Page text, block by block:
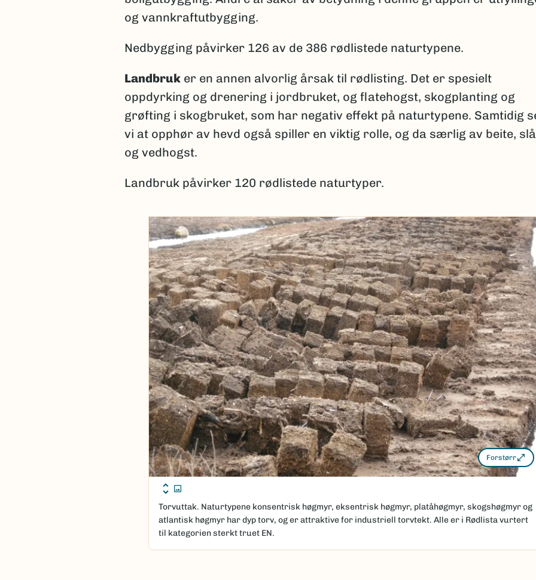
og vannkraftutbygging.
Nedbygging påvirker 126 av de 386 rødlistede naturtypene.
Landbruk er en annen alvorlig årsak til rødlisting. Det er spesielt
oppdyrking og drenering i jordbruket, og flatehogst, skogplanting og
grøfting i skogbruket, som har negativ effekt på naturtypene. Samtidig
vi at opphør av hevd også spiller en viktig rolle, og da særlig av beite,
og vedhogst.
Landbruk påvirker 120 rødlistede naturtyper.
Forstørr
Torvuttak. Naturtypene konsentrisk høgmyr, eksentrisk høgmyr, platåhøgmyr, skogshøgmyr og
atlantisk høgmyr har dyp torv, og er attraktive for industriell torvtekt. Alle er i Rødlista vurtert
til kategorien sterkt truet EN.